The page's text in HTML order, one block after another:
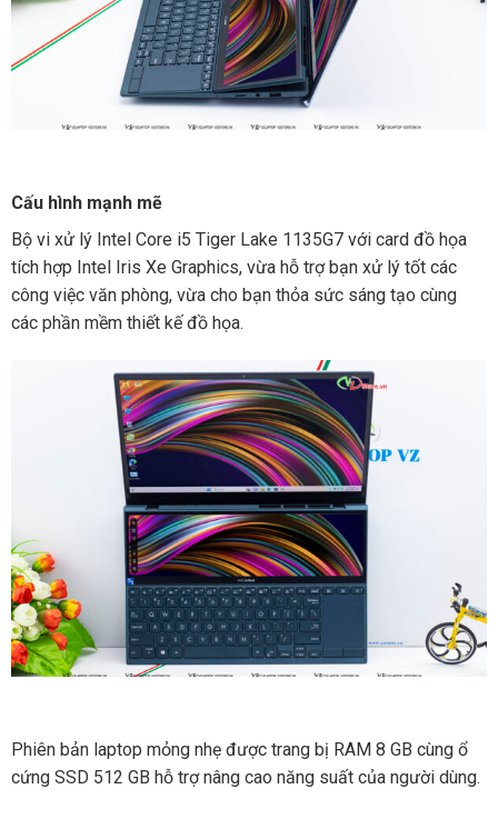
Cấu hình mạnh mẽ
Bộ vi xử lý Intel Core i5 Tiger Lake 1135G7 với card đồ họa
tích hợp Intel Iris Xe Graphics, vừa hỗ trợ bạn xử lý tốt các
công việc văn phòng, vừa cho bạn thỏa sức sáng tạo cùng
các phần mềm thiết kế đồ họa.
Phiên bản laptop mỏng nhẹ được trang bị RAM 8 GB cùng ổ
cứng SSD 512 GB hỗ trợ nâng cao năng suất của người dùng.